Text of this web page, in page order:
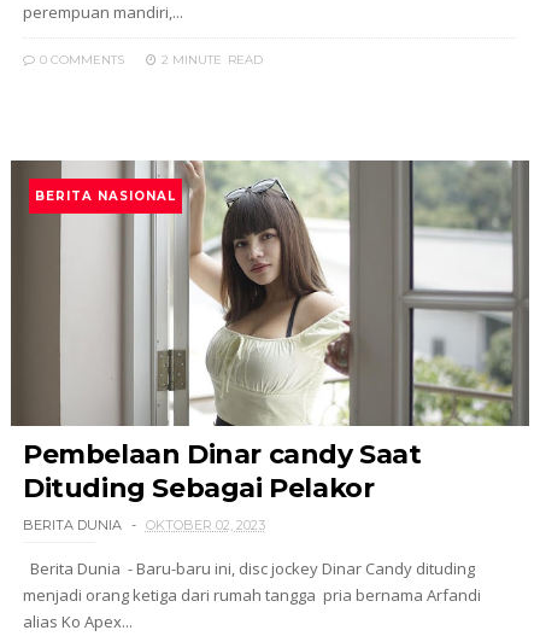
perempuan mandiri,...
0 COMMENTS 2 MINUTE READ
BERITA NASIONAL
Pembelaan Dinar candy Saat
Dituding Sebagai Pelakor
BERITA DUNIA OKTOBER 02, 2023
Berita Dunia - Baru-baru ini, disc jockey Dinar Candy dituding
menjadi orang ketiga dari rumah tangga pria bernama Arfandi
alias Ko Apex...